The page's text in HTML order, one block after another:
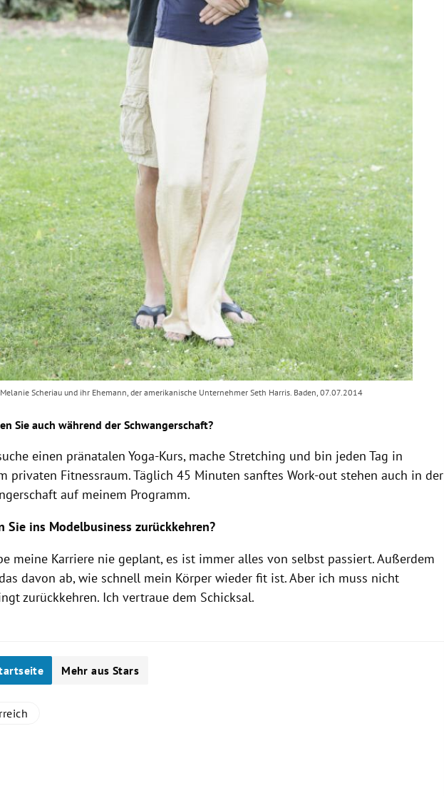
Scheriau und ihr Ehemann, der amerikanische Unternehmer Seth Harris. Baden, 07.07.2014
Sie auch während der Schwangerschaft?
einen pränatalen Yoga-Kurs, mache Stretching und bin jeden Tag in
privaten Fitnessraum. Täglich 45 Minuten sanftes Work-out stehen auch in der
auf meinem Programm.
Sie ins Modelbusiness zurückkehren?
meine Karriere nie geplant, es ist immer alles von selbst passiert. Außerdem
davon ab, wie schnell mein Körper wieder fit ist. Aber ich muss nicht
zurückkehren. Ich vertraue dem Schicksal.
Mehr aus Stars